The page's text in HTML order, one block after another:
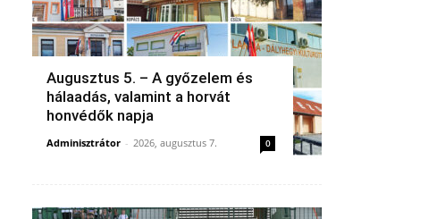
Augusztus 5. – A győzelem és
hálaadás, valamint a horvát
honvédők napja
Adminisztrátor - 2026, augusztus 7. 0